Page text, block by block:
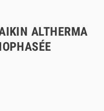
ALTHERMA